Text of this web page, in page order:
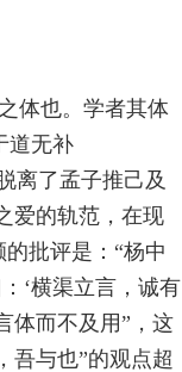
体也。学者其体
道无补
离了孟子推己及
爱的轨范，在现
批评是：“杨中
‘横渠立言，诚有
体而不及用”，这
吾与也”的观点超